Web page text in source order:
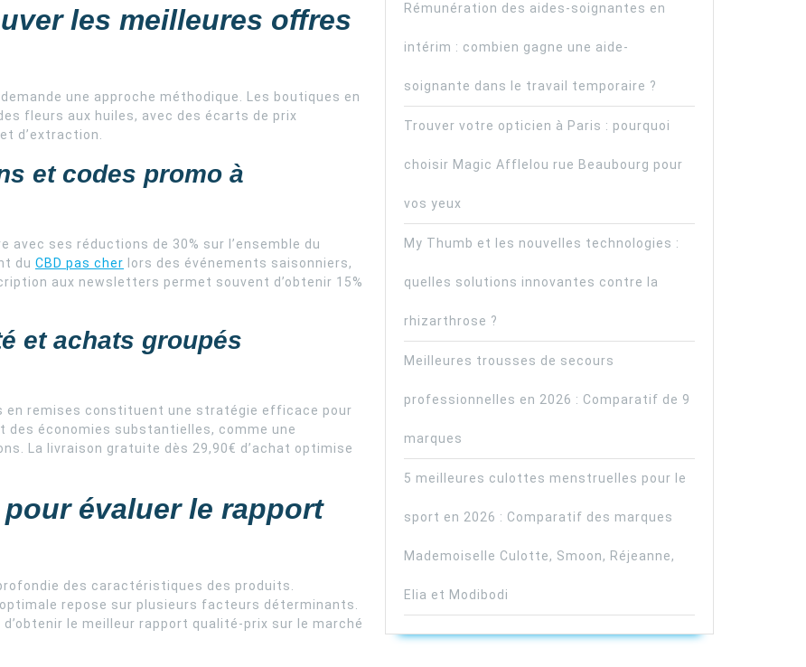
les meilleures offres
une approche méthodique. Les boutiques en
fleurs aux huiles, avec des écarts de prix
d’extraction.
et codes promo à
avec ses réductions de 30% sur l’ensemble du
du CBD pas cher lors des événements saisonniers,
aux newsletters permet souvent d’obtenir 15%
et achats groupés
remises constituent une stratégie efficace pour
économies substantielles, comme une
La livraison gratuite dès 29,90€ d’achat optimise
évaluer le rapport
des caractéristiques des produits.
repose sur plusieurs facteurs déterminants.
le meilleur rapport qualité-prix sur le marché
Rémunération des aides-soignantes en
intérim : combien gagne une aide-
soignante dans le travail temporaire ?
Trouver votre opticien à Paris : pourquoi
choisir Magic Afflelou rue Beaubourg pour
vos yeux
My Thumb et les nouvelles technologies :
quelles solutions innovantes contre la
rhizarthrose ?
Meilleures trousses de secours
professionnelles en 2026 : Comparatif de 9
marques
5 meilleures culottes menstruelles pour le
sport en 2026 : Comparatif des marques
Mademoiselle Culotte, Smoon, Réjeanne,
Elia et Modibodi